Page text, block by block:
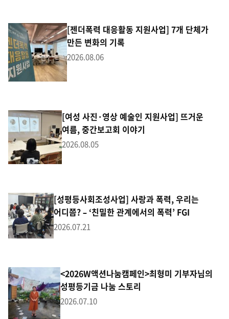
[젠더폭력 대응활동 지원사업] 7개 단체가
만든 변화의 기록
2026.08.06
[여성 사진·영상 예술인 지원사업] 뜨거운
여름, 중간보고회 이야기
2026.08.05
[성평등사회조성사업] 사랑과 폭력, 우리는
어디쯤? – ‘친밀한 관계에서의 폭력’ FGI
2026.07.21
<2026W액션나눔캠페인>최형미 기부자님의
성평등기금 나눔 스토리
2026.07.10